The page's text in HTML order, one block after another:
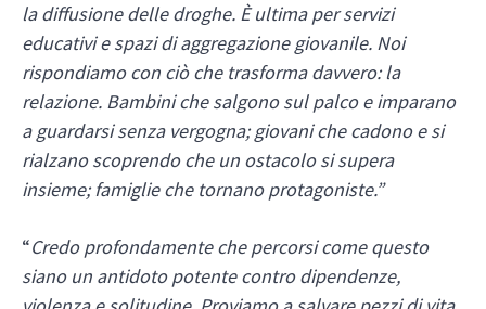
la diffusione delle droghe. È ultima per servizi
educativi e spazi di aggregazione giovanile. Noi
rispondiamo con ciò che trasforma davvero: la
relazione. Bambini che salgono sul palco e imparano
a guardarsi senza vergogna; giovani che cadono e si
rialzano scoprendo che un ostacolo si supera
insieme; famiglie che tornano protagoniste.”
“Credo profondamente che percorsi come questo
siano un antidoto potente contro dipendenze,